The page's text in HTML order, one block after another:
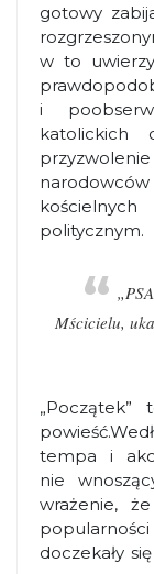
gotowy
w to
i
politycznym.
Mścicielu,
tempa i
nie
wrażenie,
doczekały